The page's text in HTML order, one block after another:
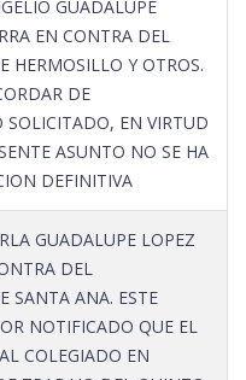
GUADALUPE
EN CONTRA DEL
HERMOSILLO Y OTROS.
DE
EN VIRTUD
ASUNTO NO SE HA
DEFINITIVA
GUADALUPE LOPEZ
DEL
SANTA ANA. ESTE
NOTIFICADO QUE EL
COLEGIADO EN